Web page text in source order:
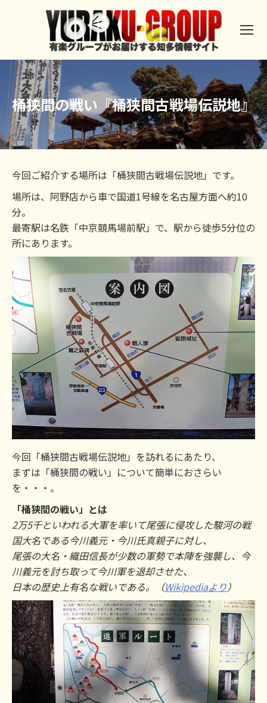
桶狭間の戦い『桶狭間古戦場伝説地』
今回ご紹介する場所は「桶狭間古戦場伝説地」です。
場所は、阿野店から車で国道1号線を名古屋方面へ約10
分。
最寄駅は名鉄「中京競馬場前駅」で、駅から徒歩5分位の
所にあります。
今回「桶狭間古戦場伝説地」を訪れるにあたり、
まずは「桶狭間の戦い」について簡単におさらい
を・・・。
「桶狭間の戦い」とは
2万5千といわれる大軍を率いて尾張に侵攻した駿河の戦
国大名である今川義元・今川氏真親子に対し、
尾張の大名・織田信長が少数の軍勢で本陣を強襲し、今
川義元を討ち取って今川軍を退却させた、
日本の歴史上有名な戦いである。（Wikipediaより）